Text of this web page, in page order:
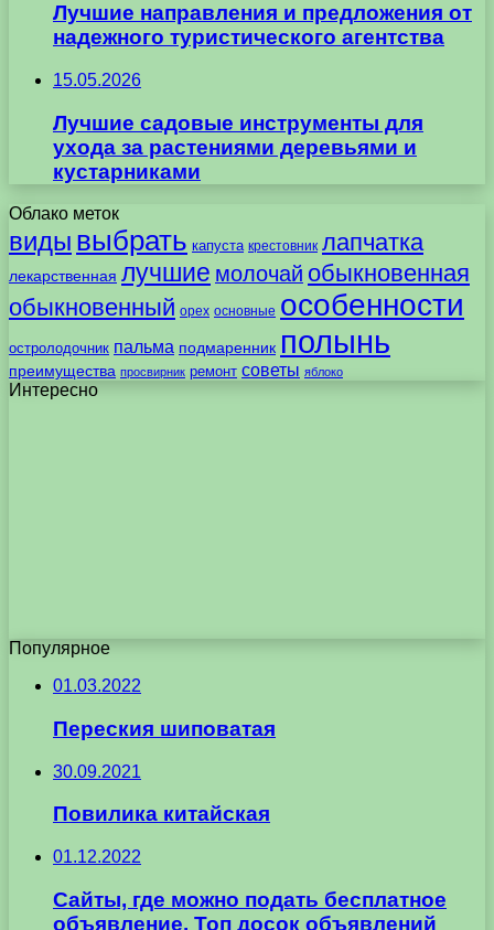
Лучшие направления и предложения от
надежного туристического агентства
15.05.2026
Лучшие садовые инструменты для
ухода за растениями деревьями и
кустарниками
Облако меток
виды выбрать капуста крестовник лапчатка
лекарственная лучшие молочай обыкновенная
обыкновенный орех основные особенности
остролодочник пальма подмаренник полынь
преимущества просвирник ремонт советы яблоко
Интересно
Популярное
01.03.2022
Переския шиповатая
30.09.2021
Повилика китайская
01.12.2022
Сайты, где можно подать бесплатное
объявление. Топ досок объявлений